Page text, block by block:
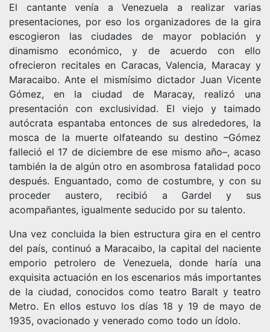
El cantante venía a Venezuela a realizar varias
presentaciones, por eso los organizadores de la gira
escogieron las ciudades de mayor población y
dinamismo económico, y de acuerdo con ello
ofrecieron recitales en Caracas, Valencia, Maracay y
Maracaibo. Ante el mismísimo dictador Juan Vicente
Gómez, en la ciudad de Maracay, realizó una
presentación con exclusividad. El viejo y taimado
autócrata espantaba entonces de sus alrededores, la
mosca de la muerte olfateando su destino –Gómez
falleció el 17 de diciembre de ese mismo año–, acaso
también la de algún otro en asombrosa fatalidad poco
después. Enguantado, como de costumbre, y con su
proceder austero, recibió a Gardel y sus
acompañantes, igualmente seducido por su talento.
Una vez concluida la bien estructura gira en el centro
del país, continuó a Maracaibo, la capital del naciente
emporio petrolero de Venezuela, donde haría una
exquisita actuación en los escenarios más importantes
de la ciudad, conocidos como teatro Baralt y teatro
Metro. En ellos estuvo los días 18 y 19 de mayo de
1935, ovacionado y venerado como todo un ídolo.